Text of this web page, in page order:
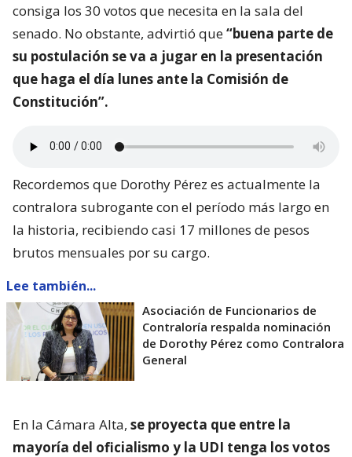
consiga los 30 votos que necesita en la sala del
senado. No obstante, advirtió que“buena parte de
su postulación se va a jugar en la presentación
que haga el día lunes ante la Comisión de
Constitución”.
Recordemos que Dorothy Pérez es actualmente la
contralora subrogante con el período más largo en
la historia, recibiendo casi 17 millones de pesos
brutos mensuales por su cargo.
Lee también...
Asociación de Funcionarios de
Contraloría respalda nominación
de Dorothy Pérez como Contralora
General
En la Cámara Alta, se proyecta que entre la
mayoría del oficialismo y la UDI tenga los votos